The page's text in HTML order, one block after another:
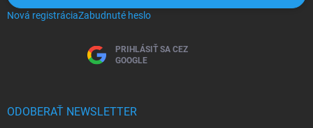
Nová registráciaZabudnuté heslo
PRIHLÁSIŤ SA CEZ
GOOGLE
ODOBERAŤ NEWSLETTER